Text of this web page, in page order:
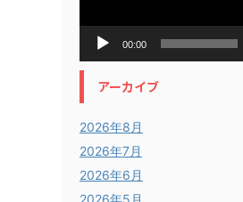
00:00
アーカイブ
2026年8月
2026年7月
2026年6月
2026年5月